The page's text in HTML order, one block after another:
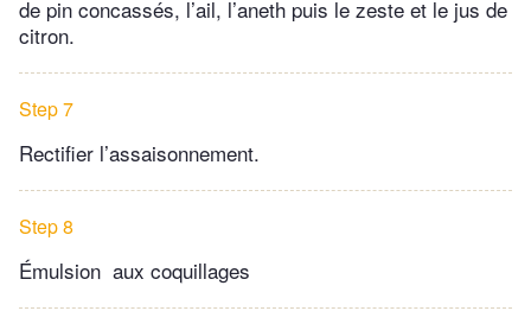
de pin concassés, l’ail, l’aneth puis le zeste et le jus de
citron.
Step 7
Rectifier l’assaisonnement.
Step 8
Émulsion aux coquillages